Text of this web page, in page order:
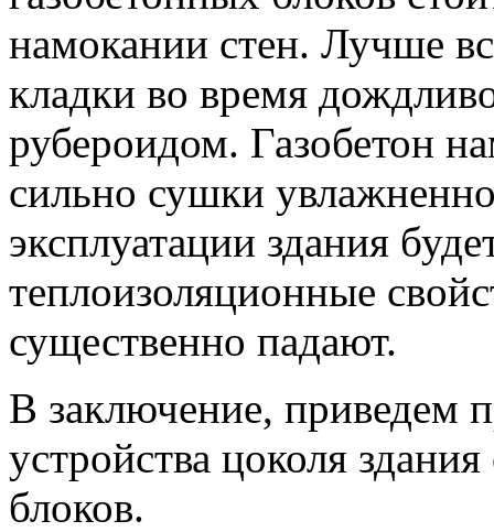
намокании стен. Лучше
кладки во время
рубероидом. Газобетон
сильно сушки
эксплуатации здания
теплоизоляционные
существенно падают.
В заключение, приведем
устройства цоколя
блоков.